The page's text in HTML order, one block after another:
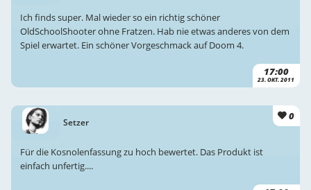
17:00
23. OKT. 2011
Ich finds super. Mal wieder so ein richtig schöner
OldSchoolShooter ohne Fratzen. Hab nie etwas anderes von dem
Spiel erwartet. Ein schöner Vorgeschmack auf Doom 4.
Setzer
0
Für die Kosnolenfassung zu hoch bewertet. Das Produkt ist
einfach unfertig....